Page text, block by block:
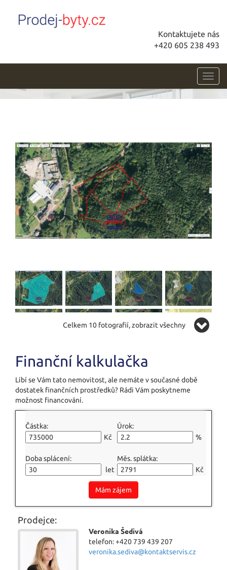
Kontaktujete nás
+420 605 238 493
Celkem 10 fotografií, zobrazit všechny
Finanční kalkulačka
Líbí se Vám tato nemovitost, ale nemáte v současné době
dostatek finančních prostředků? Rádi Vám poskytneme
možnost financování.
Částka:
Kč
Úrok:
%
Doba splácení:
let
Měs. splátka:
Kč
Mám zájem
Prodejce:
Veronika Šedivá
telefon: +420 739 439 207
veronika.sediva@kontaktservis.cz